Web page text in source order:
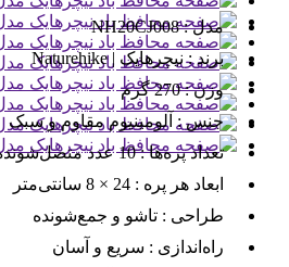
مدل :NH20CJ008
برند :نیچرهایک | Naturehike
وزن :270 گرم
جنس : آلومینیوم مقاوم و سبک
تعداد پره‌ها :10 عدد متصل‌شونده
ابعاد هر پره : 24 × 8 سانتی‌متر
طراحی : تاشو و جمع‌شونده
راه‌اندازی : سریع و آسان